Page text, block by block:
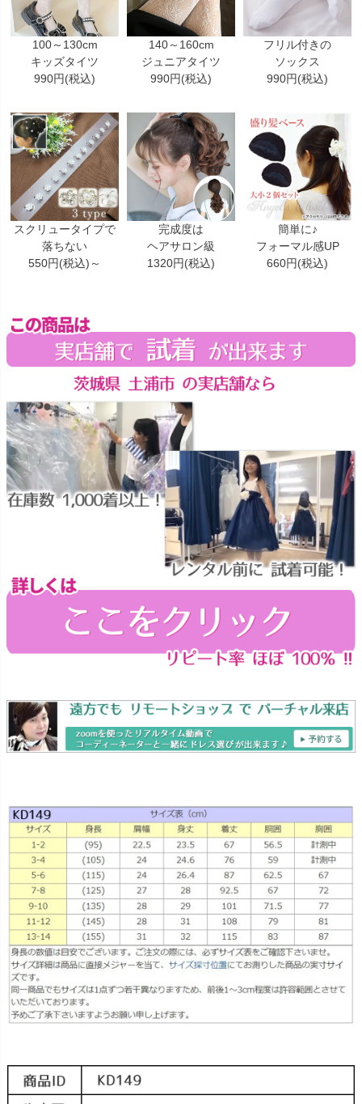
100～130cm
キッズタイツ
990円(税込)
140～160cm
ジュニアタイツ
990円(税込)
フリル付きの
ソックス
990円(税込)
スクリュータイプで
落ちない
550円(税込)～
完成度は
ヘアサロン級
1320円(税込)
簡単に♪
フォーマル感UP
660円(税込)